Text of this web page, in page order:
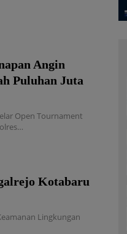
Angin
Puluhan Juta
Open Tournament
Kotabaru
Lingkungan